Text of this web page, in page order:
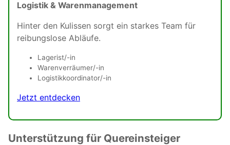
Logistik & Warenmanagement
Hinter den Kulissen sorgt ein starkes Team für
reibungslose Abläufe.
Lagerist/-in
Warenverräumer/-in
Logistikkoordinator/-in
Jetzt entdecken
Unterstützung für Quereinsteiger